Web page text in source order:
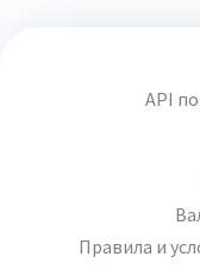
API
Правила и